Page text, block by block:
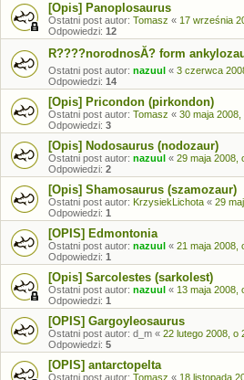
[Opis] Panoplosaurus
Ostatni post autor: Tomasz « 17 września
Odpowiedzi: 12
R????norodnosĂ? form
Ostatni post autor: nazuul « 3 czerwca
Odpowiedzi: 14
[Opis] Pricondon (pirkondon)
Ostatni post autor: Tomasz « 30 maja 2008,
Odpowiedzi: 3
[Opis] Nodosaurus (nodozaur)
Ostatni post autor: nazuul « 29 maja 2008,
Odpowiedzi: 2
[Opis] Shamosaurus (szamozaur)
Ostatni post autor: KrzysiekLichota « 29
Odpowiedzi: 1
[OPIS] Edmontonia
Ostatni post autor: nazuul « 21 maja 2008,
Odpowiedzi: 1
[Opis] Sarcolestes (sarkolest)
Ostatni post autor: nazuul « 13 maja 2008,
Odpowiedzi: 1
[OPIS] Gargoyleosaurus
Ostatni post autor: d_m « 22 lutego 2008, o
Odpowiedzi: 5
[OPIS] antarctopelta
Ostatni post autor: Tomasz « 18 listopada